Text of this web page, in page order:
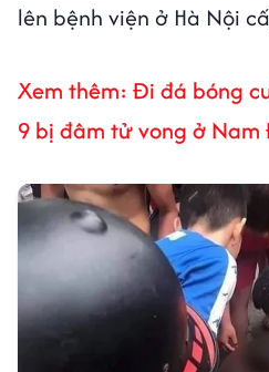
lên bệnh viện ở Hà Nội
Xem thêm: Đi đá bóng
9 bị đâm tử vong ở Nam